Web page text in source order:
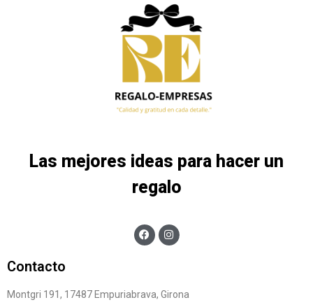
Las mejores ideas para hacer un
regalo
Contacto
Montgri 191, 17487 Empuriabrava, Girona